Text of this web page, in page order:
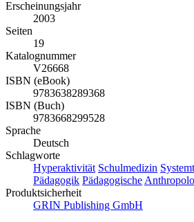
Erscheinungsjahr
2003
Seiten
19
Katalognummer
V26668
ISBN (eBook)
9783638289368
ISBN (Buch)
9783668299528
Sprache
Deutsch
Schlagworte
Hyperaktivität Schulmedizin
Pädagogik Pädagogische
Produktsicherheit
GRIN Publishing GmbH